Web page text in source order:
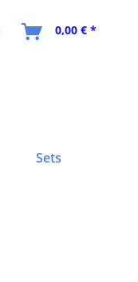
0,00 € *
Sets